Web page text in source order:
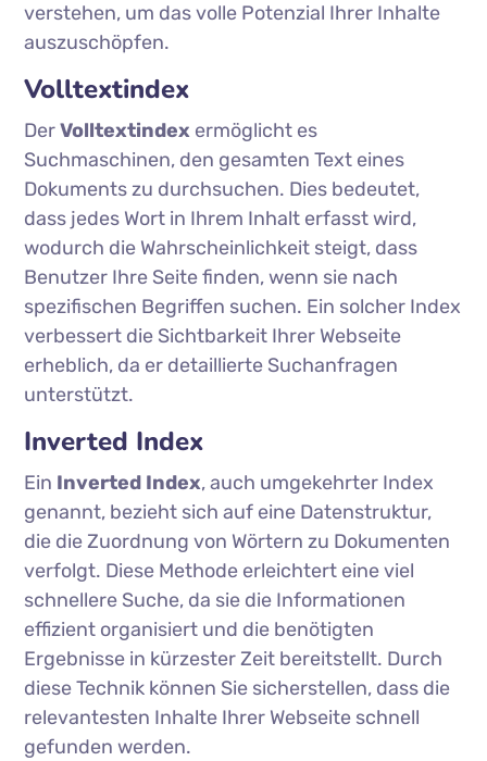
verstehen, um das volle Potenzial Ihrer Inhalte
auszuschöpfen.
Volltextindex
DerVolltextindex ermöglicht es
Suchmaschinen, den gesamten Text eines
Dokuments zu durchsuchen. Dies bedeutet,
dass jedes Wort in Ihrem Inhalt erfasst wird,
wodurch die Wahrscheinlichkeit steigt, dass
Benutzer Ihre Seite finden, wenn sie nach
spezifischen Begriffen suchen. Ein solcher Index
verbessert die Sichtbarkeit Ihrer Webseite
erheblich, da er detaillierte Suchanfragen
unterstützt.
Inverted Index
Ein Inverted Index, auch umgekehrter Index
genannt, bezieht sich auf eine Datenstruktur,
die die Zuordnung von Wörtern zu Dokumenten
verfolgt. Diese Methode erleichtert eine viel
schnellere Suche, da sie die Informationen
effizient organisiert und die benötigten
Ergebnisse in kürzester Zeit bereitstellt. Durch
diese Technik können Sie sicherstellen, dass die
relevantesten Inhalte Ihrer Webseite schnell
gefunden werden.